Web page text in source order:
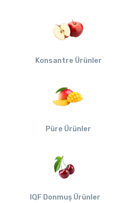
Konsantre Ürünler
Püre Ürünler
IQF Donmuş Ürünler